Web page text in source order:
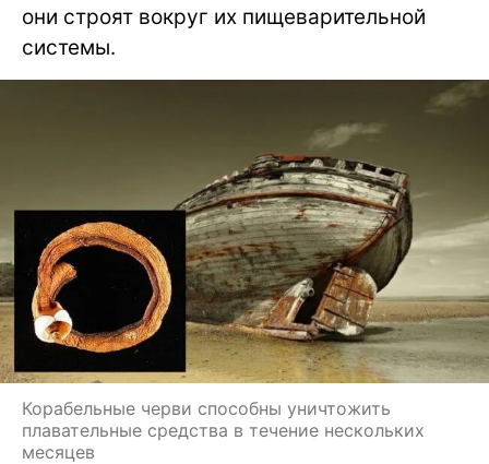
они строят вокруг их пищеварительной
системы.
Корабельные черви способны уничтожить
плавательные средства в течение нескольких
месяцев